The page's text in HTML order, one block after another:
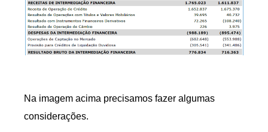
Na imagem acima precisamos fazer algumas
considerações.